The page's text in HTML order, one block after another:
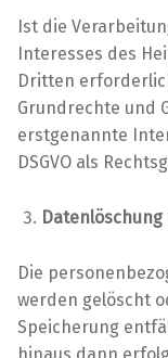
Ist die
Interesses des
Dritten
Grundrechte und
erstgenannte
DSGVO als
Die
werden gelöscht
Speicherung